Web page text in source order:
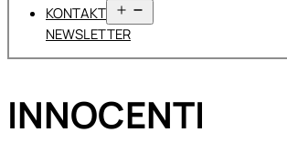
KONTAKT
öffnen
NEWSLETTER
INNOCENTI